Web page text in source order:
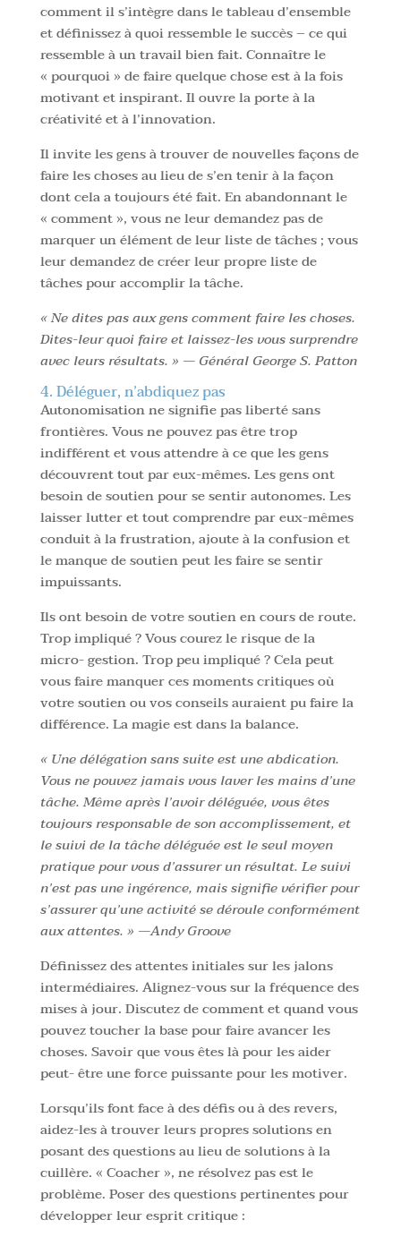
comment il s’intègre dans le tableau d’ensemble
et définissez à quoi ressemble le succès – ce qui
ressemble à un travail bien fait. Connaître le
« pourquoi » de faire quelque chose est à la fois
motivant et inspirant. Il ouvre la porte à la
créativité et à l’innovation.
Il invite les gens à trouver de nouvelles façons de
faire les choses au lieu de s’en tenir à la façon
dont cela a toujours été fait. En abandonnant le
« comment », vous ne leur demandez pas de
marquer un élément de leur liste de tâches ; vous
leur demandez de créer leur propre liste de
tâches pour accomplir la tâche.
« Ne dites pas aux gens comment faire les choses.
Dites-leur quoi faire et laissez-les vous surprendre
avec leurs résultats. » — Général George S. Patton
4. Déléguer, n’abdiquez pas
Autonomisation ne signifie pas liberté sans
frontières. Vous ne pouvez pas être trop
indifférent et vous attendre à ce que les gens
découvrent tout par eux-mêmes. Les gens ont
besoin de soutien pour se sentir autonomes. Les
laisser lutter et tout comprendre par eux-mêmes
conduit à la frustration, ajoute à la confusion et
le manque de soutien peut les faire se sentir
impuissants.
Ils ont besoin de votre soutien en cours de route.
Trop impliqué ? Vous courez le risque de la
micro- gestion. Trop peu impliqué ? Cela peut
vous faire manquer ces moments critiques où
votre soutien ou vos conseils auraient pu faire la
différence. La magie est dans la balance.
« Une délégation sans suite est une abdication.
Vous ne pouvez jamais vous laver les mains d’une
tâche. Même après l’avoir déléguée, vous êtes
toujours responsable de son accomplissement, et
le suivi de la tâche déléguée est le seul moyen
pratique pour vous d’assurer un résultat. Le suivi
n’est pas une ingérence, mais signifie vérifier pour
s’assurer qu’une activité se déroule conformément
aux attentes. » —Andy Groove
Définissez des attentes initiales sur les jalons
intermédiaires. Alignez-vous sur la fréquence des
mises à jour. Discutez de comment et quand vous
pouvez toucher la base pour faire avancer les
choses. Savoir que vous êtes là pour les aider
peut- être une force puissante pour les motiver.
Lorsqu’ils font face à des défis ou à des revers,
aidez-les à trouver leurs propres solutions en
posant des questions au lieu de solutions à la
cuillère. « Coacher », ne résolvez pas est le
problème. Poser des questions pertinentes pour
développer leur esprit critique :